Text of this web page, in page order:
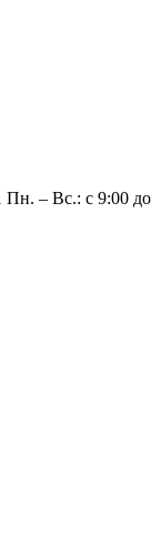
Пн. – Вс.: с 9:00 до